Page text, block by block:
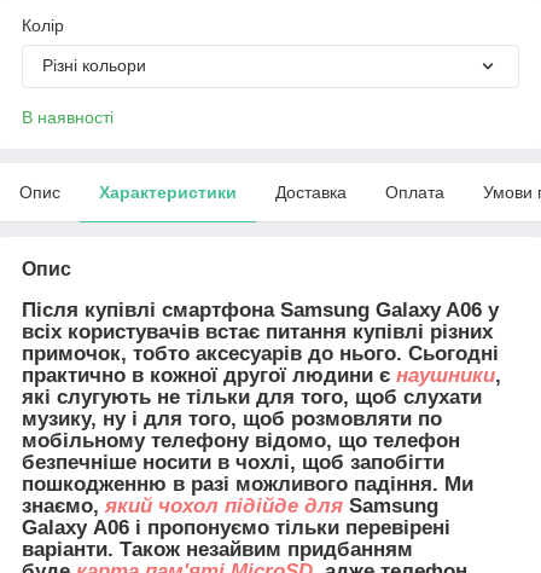
Колір
Різні кольори
В наявності
Опис Характеристики Доставка Оплата Умови
Опис
Після купівлі смартфона Samsung Galaxy A06 у
всіх користувачів встає питання купівлі різних
примочок, тобто аксесуарів до нього. Сьогодні
практично в кожної другої людини є наушники,
які слугують не тільки для того, щоб слухати
музику, ну і для того, щоб розмовляти по
мобільному телефону відомо, що телефон
безпечніше носити в чохлі, щоб запобігти
пошкодженню в разі можливого падіння. Ми
знаємо, який чохол підійде для Samsung
Galaxy A06 і пропонуємо тільки перевірені
варіанти. Також незайвим придбанням